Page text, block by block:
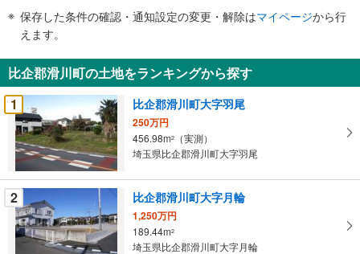
知
を
受
け
取
る
・
条
件
を
マ
保存した条件の確認・通知設定の変更・解除はマイページから行
えます。
比企郡滑川町の土地をランキングから探す
1
比企郡滑川町大字羽尾
250万円
456.98m2
（実測）
埼玉県比企郡滑川町大字羽尾
2 比企郡滑川町大字月輪
1,250万円
189.44m2
埼玉県比企郡滑川町大字月輪